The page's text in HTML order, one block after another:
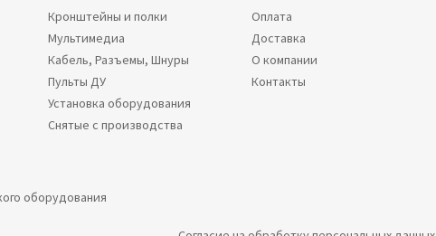
Кронштейны и полки
Мультимедиа
Кабель, Разъемы, Шнуры
Пульты ДУ
Установка оборудования
Снятые с производства
Оплата
Доставка
О компании
Контакты
оборудования